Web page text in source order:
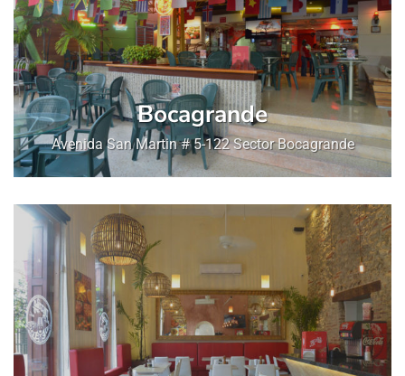
Bocagrande
Avenida San Martin # 5-122 Sector Bocagrande